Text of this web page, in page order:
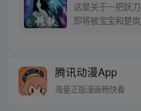
同踏上“异人”之旅
这是关于一把妖
即将被宝宝和楚
腾讯动漫App
海量正版漫画畅快看